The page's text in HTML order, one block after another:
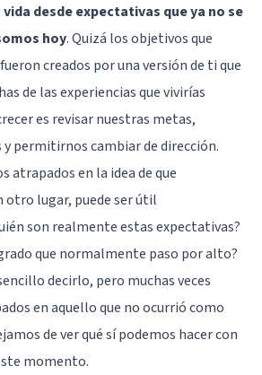
desde expectativas que ya no se
hoy. Quizá los objetivos que
creados por una versión de ti que
de las experiencias que vivirías
es revisar nuestras metas,
permitirnos cambiar de dirección.
atrapados en la idea de que
otro lugar, puede ser útil
son realmente estas expectativas?
que normalmente paso por alto?
decirlo, pero muchas veces
en aquello que no ocurrió como
de ver qué sí podemos hacer con
momento.